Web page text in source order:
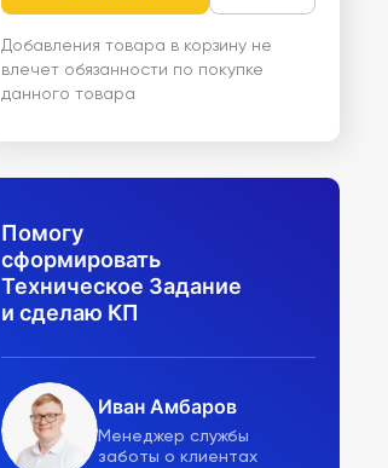
Добавления товара в корзину не
влечет обязанности по покупке
данного товара
Помогу
сформировать
Техническое Задание
и сделаю КП
Иван Амбаров
Менеджер службы
заботы о клиентах